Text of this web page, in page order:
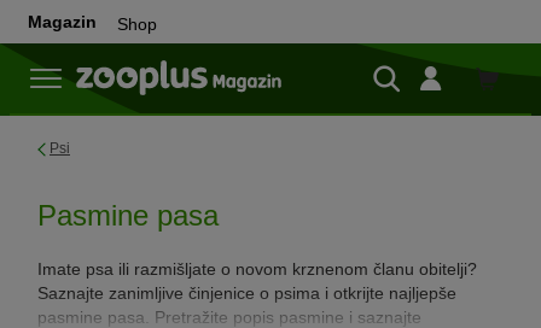
Magazin Shop
Shop
Psi
Pasmine pasa
Imate psa ili razmišljate o novom krznenom članu obitelji?
Saznajte zanimljive činjenice o psima i otkrijte najljepše
pasmine pasa. Pretražite popis pasmine i saznajte